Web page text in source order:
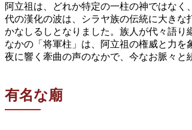
阿立祖は、どれか特定の一柱の神ではな
代の漢化の波は、シラヤ族の伝統に大き
かなしるしとなりました。族人が代々語
なかの「将軍柱」は、阿立祖の権威と力を
夜に響く牽曲の声のなかで、今なお脈々と
有名な廟